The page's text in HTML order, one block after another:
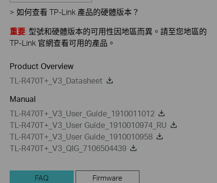
> 如何查看 TP-Link 產品的硬體版本？
重要: 型號和硬體版本的可用性因地區而異。請至您地區的
TP-Link 官網查看可用的產品。
Product Overview
TL-R470T+_V3_Datasheet
Manual
TL-R470T+_V3_User_Guide_1910011012
TL-R470T+_V3_User Guide_1910010974_RU
TL-R470T+_V3_User Guide_1910010958
TL-R470T+_V3_QIG_7106504439
FAQ Firmware